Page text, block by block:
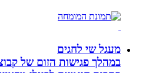
מעגל שי לחגים
במהלך פגישות הזום של